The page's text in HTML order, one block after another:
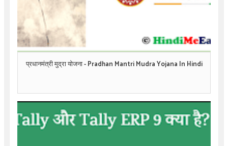
प्रधानमंत्री मुद्रा योजना - Pradhan Mantri Mudra Yojana In Hindi